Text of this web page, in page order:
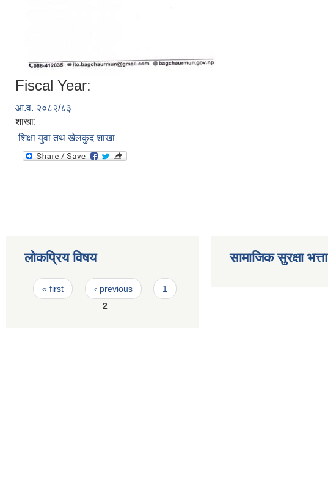
Fiscal Year:
आ.व. २०८२/८३
शाखा:
शिक्षा युवा तथ खेलकुद शाखा
लोकप्रिय विषय
Pages
« first ‹ previous
1
2
सामाजिक सुरक्षा भत्ता